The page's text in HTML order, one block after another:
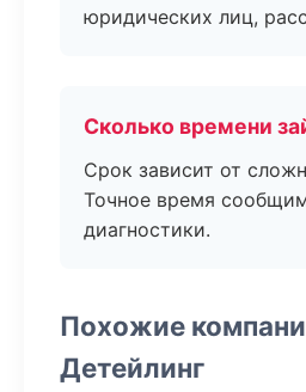
юридических лиц,
Сколько времени
Срок зависит от
Точное время
диагностики.
Похожие
Детейлинг